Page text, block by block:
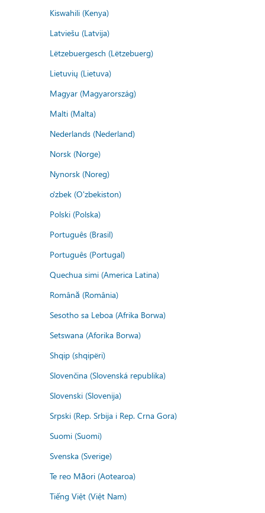
Kiswahili (Kenya)
Latviešu (Latvija)
Lëtzebuergesch (Lëtzebuerg)
Lietuvių (Lietuva)
Magyar (Magyarország)
Malti (Malta)
Nederlands (Nederland)
Norsk (Norge)
Nynorsk (Noreg)
o'zbek (O'zbekiston)
Polski (Polska)
Português (Brasil)
Português (Portugal)
Quechua simi (America Latina)
Română (România)
Sesotho sa Leboa (Afrika Borwa)
Setswana (Aforika Borwa)
Shqip (shqipëri)
Slovenčina (Slovenská republika)
Slovenski (Slovenija)
Srpski (Rep. Srbija i Rep. Crna Gora)
Suomi (Suomi)
Svenska (Sverige)
Te reo Māori (Aotearoa)
Tiếng Việt (Việt Nam)